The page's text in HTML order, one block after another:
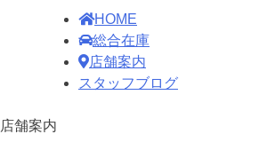
HOME
総合在庫
店舗案内
スタッフブログ
店舗案内